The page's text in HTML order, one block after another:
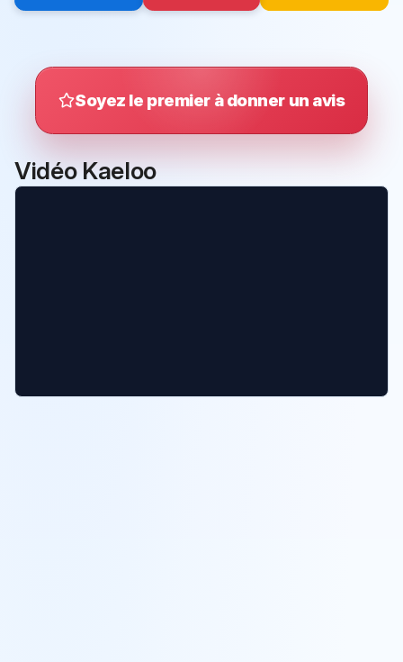
Soyez le premier à donner un avis
Vidéo Kaeloo